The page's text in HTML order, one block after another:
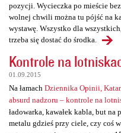
pozycji. Wycieczka po mieście
wolnej chwili można tu pójść na
wystawę. Wszystko dla
trzeba się dostać do środka.
Kontrole na
01.09.2015
Na łamach Dziennika Opinii,
absurd nadzoru – kontrole na
ładowarka, kawałek kabla, but na
metalu gdzieś przy ciele, czy coś